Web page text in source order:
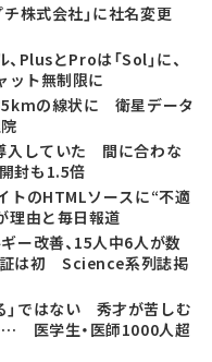
チ株式会社」に社名変更
PlusとProは「Sol」に、
ット無制限に
の線状に 衛星データ
入していた 間に合わな
封も1.5倍
トのHTMLソースに“不適
理由と毎日報道
ー改善、15人中6人が数
は初 Science系列誌掲
」ではない 秀才が苦しむ
医学生・医師1000人超